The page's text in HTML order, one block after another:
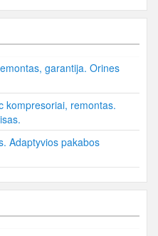
garantija. Orines
kompresoriai, remontas.
Adaptyvios pakabos